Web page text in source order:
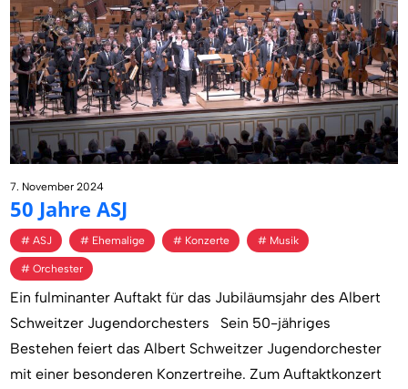
7. November 2024
50 Jahre ASJ
ASJ Ehemalige Konzerte Musik
Orchester
Ein fulminanter Auftakt für das Jubiläumsjahr des Albert
Schweitzer Jugendorchesters Sein 50-jähriges
Bestehen feiert das Albert Schweitzer Jugendorchester
mit einer besonderen Konzertreihe. Zum Auftaktkonzert